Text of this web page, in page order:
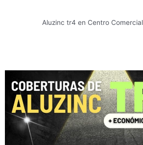
Aluzinc tr4 en Centro